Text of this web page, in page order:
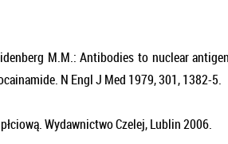
M.M.: Antibodies to nuclear
N Engl J Med 1979, 301, 1382-5.
Wydawnictwo Czelej, Lublin 2006.